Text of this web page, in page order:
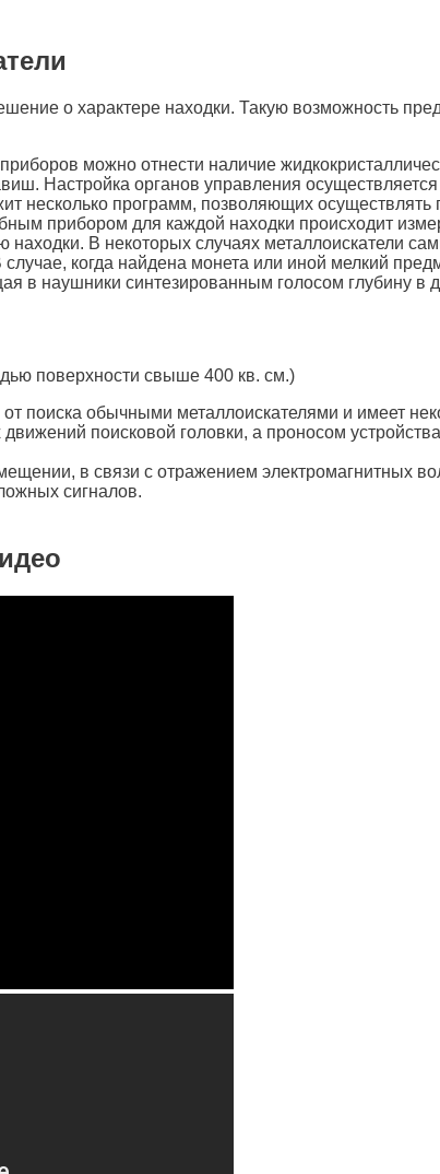
о характере находки. Такую возможность
можно отнести наличие
Настройка органов управления
несколько программ, позволяющих осуществлять
прибором для каждой находки происходит
находки. В некоторых случаях металлоискатели
когда найдена монета или иной мелкий
в наушники синтезированным голосом глубину в
поверхности свыше 400 кв. см.)
поиска обычными металлоискателями и имеет
поисковой головки, а проносом
в связи с отражением электромагнитных
сигналов.